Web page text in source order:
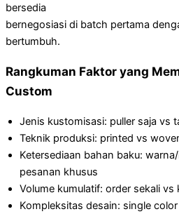
bersedia
bernegosiasi di batch pertama
bertumbuh.
Rangkuman Faktor yang
Custom
Jenis kustomisasi: puller saja vs
Teknik produksi: printed vs
Ketersediaan bahan baku:
pesanan khusus
Volume kumulatif: order sekali
Kompleksitas desain: single